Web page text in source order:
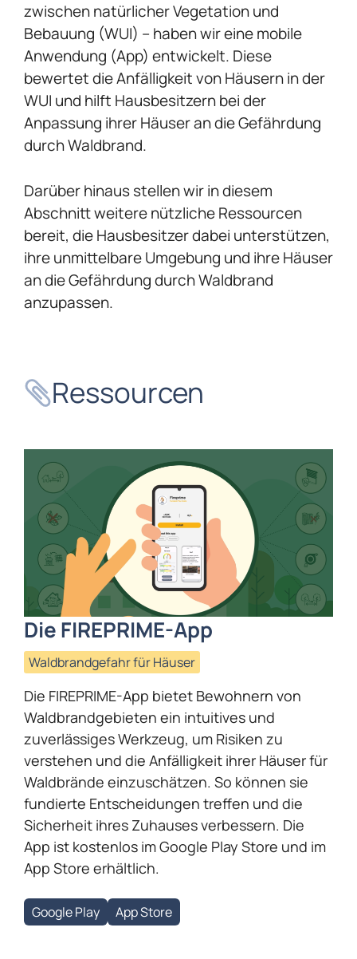
zwischen natürlicher Vegetation und
Bebauung (WUI) – haben wir eine mobile
Anwendung (App) entwickelt. Diese
bewertet die Anfälligkeit von Häusern in der
WUI und hilft Hausbesitzern bei der
Anpassung ihrer Häuser an die Gefährdung
durch Waldbrand.
Darüber hinaus stellen wir in diesem
Abschnitt weitere nützliche Ressourcen
bereit, die Hausbesitzer dabei unterstützen,
ihre unmittelbare Umgebung und ihre Häuser
an die Gefährdung durch Waldbrand
anzupassen.
Ressourcen
Die FIREPRIME-App
Waldbrandgefahr für Häuser
Die FIREPRIME-App bietet Bewohnern von
Waldbrandgebieten ein intuitives und
zuverlässiges Werkzeug, um Risiken zu
verstehen und die Anfälligkeit ihrer Häuser für
Waldbrände einzuschätzen. So können sie
fundierte Entscheidungen treffen und die
Sicherheit ihres Zuhauses verbessern. Die
App ist kostenlos im Google Play Store und im
App Store erhältlich.
Google Play App Store